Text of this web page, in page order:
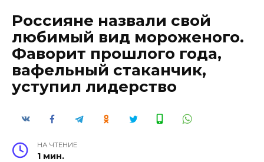
Россияне назвали свой
любимый вид мороженого.
Фаворит прошлого года,
вафельный стаканчик,
уступил лидерство
НА ЧТЕНИЕ
1 мин.